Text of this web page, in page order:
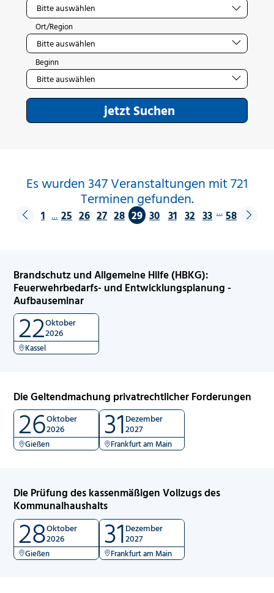
Ort/Region
Beginn
jetzt Suchen
Es wurden 347 Veranstaltungen mit 721
Terminen gefunden.
1 … 25 26 27 28 29 30 31 32 33 … 58
Brandschutz und Allgemeine Hilfe (HBKG):
Feuerwehrbedarfs- und Entwicklungsplanung -
Aufbauseminar
22Oktober
2026
Kassel
Die Geltendmachung privatrechtlicher Forderungen
26Oktober
2026
Gießen 31Dezember
2027
Frankfurt am Main
Die Prüfung des kassenmäßigen Vollzugs des
Kommunalhaushalts
28Oktober
2026
Gießen 31Dezember
2027
Frankfurt am Main